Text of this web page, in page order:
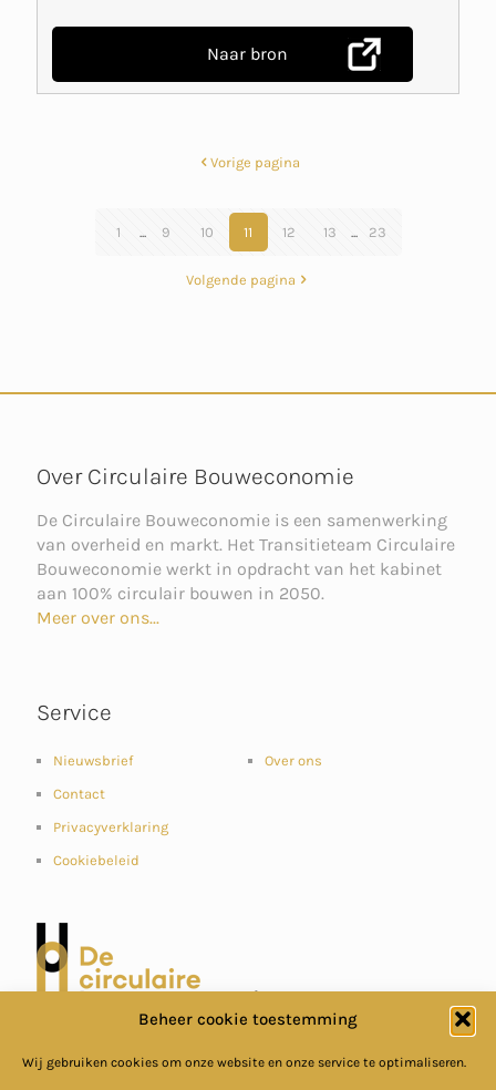
Beheer cookie toestemming
Wij gebruiken cookies om onze website en onze service te optimaliseren.
Naar bron
Vorige pagina
1 ... 9 10 11 12 13 ... 23
Volgende pagina
Over Circulaire Bouweconomie
De Circulaire Bouweconomie is een samenwerking
van overheid en markt. Het Transitieteam Circulaire
Bouweconomie werkt in opdracht van het kabinet
aan 100% circulair bouwen in 2050.
Meer over ons...
Service
Nieuwsbrief
Contact
Privacyverklaring
Cookiebeleid
Over ons